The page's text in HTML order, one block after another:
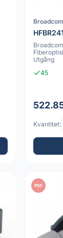
Utgång
45
Kvantitet:
PDF